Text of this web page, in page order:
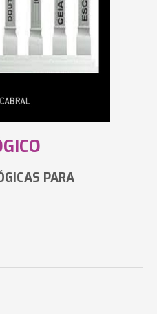
PARA